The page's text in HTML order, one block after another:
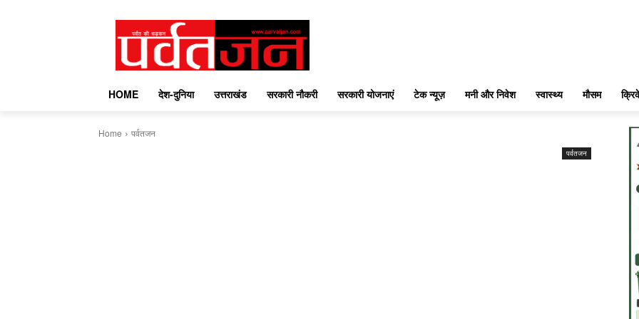
HOME देश-दुनिया उत्तराखंड सरकारी नौकरी सरकारी योजनाएं टेक न्यूज़ मनी और निवेश स्वास्थ्य मौसम
Home पर्वतजन
पर्वतजन